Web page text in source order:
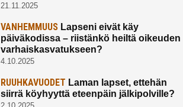
21.11.2025
VANHEMMUUSLapseni eivät käy
päiväkodissa – riistänkö heiltä oikeuden
varhaiskasvatukseen?
4.10.2025
RUUHKAVUODET Laman lapset, ettehän
siirrä köyhyyttä eteenpäin jälkipolville?